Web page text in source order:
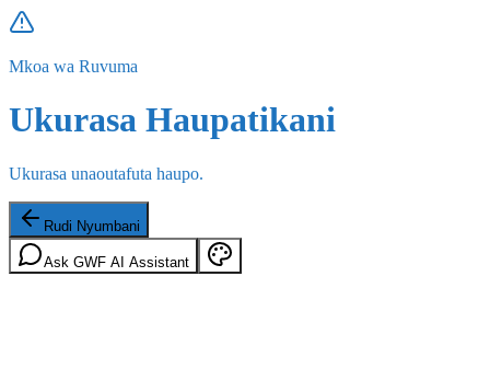
Mkoa wa Ruvuma
Ukurasa Haupatikani
Ukurasa unaoutafuta haupo.
Rudi Nyumbani
Ask GWF AI Assistant